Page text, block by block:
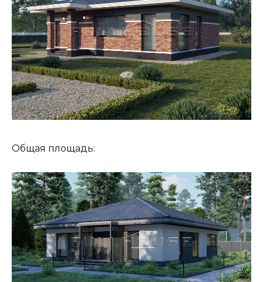
Общая площадь: